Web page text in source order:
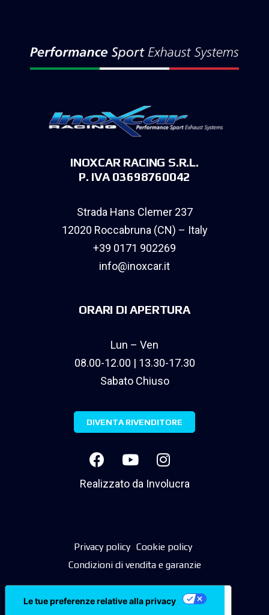
INOXCAR RACING S.R.L.
P. IVA 03698760042
Strada Hans Clemer 237
12020 Roccabruna (CN) – Italy
+39 0171 902269
info@inoxcar.it
ORARI DI APERTURA
Lun – Ven
08.00-12.00 | 13.30-17.30
Sabato Chiuso
DIVENTA RIVENDITORE
Realizzato da Involucra
Privacy policy Cookie policy
Condizioni di vendita e garanzie
Le tue preferenze relative alla privacy